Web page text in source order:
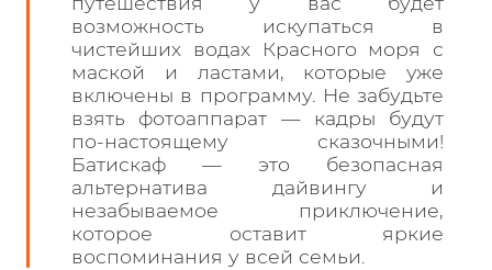
возможность искупаться в
чистейших водах Красного моря с
маской и ластами, которые уже
включены в программу. Не забудьте
взять фотоаппарат — кадры будут
по-настоящему сказочными!
Батискаф — это безопасная
альтернатива дайвингу и
незабываемое приключение,
которое оставит яркие
воспоминания у всей семьи.